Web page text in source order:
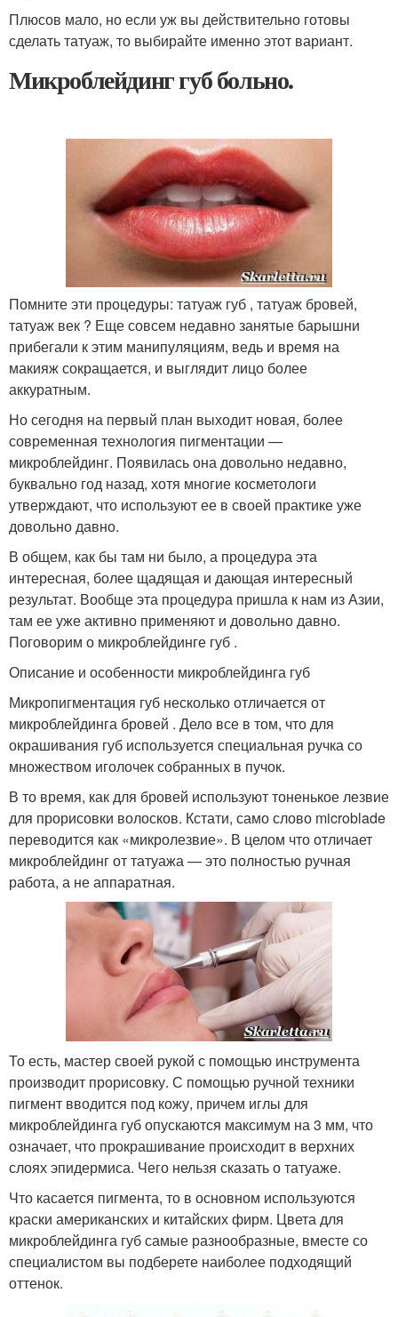
Плюсов мало, но если уж вы действительно готовы
сделать татуаж, то выбирайте именно этот вариант.
Микроблейдинг губ больно.
Помните эти процедуры: татуаж губ , татуаж бровей,
татуаж век ? Еще совсем недавно занятые барышни
прибегали к этим манипуляциям, ведь и время на
макияж сокращается, и выглядит лицо более
аккуратным.
Но сегодня на первый план выходит новая, более
современная технология пигментации —
микроблейдинг. Появилась она довольно недавно,
буквально год назад, хотя многие косметологи
утверждают, что используют ее в своей практике уже
довольно давно.
В общем, как бы там ни было, а процедура эта
интересная, более щадящая и дающая интересный
результат. Вообще эта процедура пришла к нам из Азии,
там ее уже активно применяют и довольно давно.
Поговорим о микроблейдинге губ .
Описание и особенности микроблейдинга губ
Микропигментация губ несколько отличается от
микроблейдинга бровей . Дело все в том, что для
окрашивания губ используется специальная ручка со
множеством иголочек собранных в пучок.
В то время, как для бровей используют тоненькое лезвие
для прорисовки волосков. Кстати, само слово microblade
переводится как «микролезвие». В целом что отличает
микроблейдинг от татуажа — это полностью ручная
работа, а не аппаратная.
То есть, мастер своей рукой с помощью инструмента
производит прорисовку. С помощью ручной техники
пигмент вводится под кожу, причем иглы для
микроблейдинга губ опускаются максимум на 3 мм, что
означает, что прокрашивание происходит в верхних
слоях эпидермиса. Чего нельзя сказать о татуаже.
Что касается пигмента, то в основном используются
краски американских и китайских фирм. Цвета для
микроблейдинга губ самые разнообразные, вместе со
специалистом вы подберете наиболее подходящий
оттенок.